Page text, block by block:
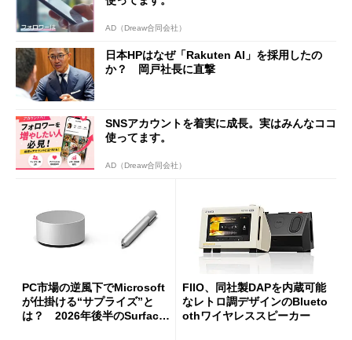
AD（Dreaw合同会社）
日本HPはなぜ「Rakuten AI」を採用したの
か？ 岡戸社長に直撃
SNSアカウントを着実に成長。実はみんなココ
使ってます。
AD（Dreaw合同会社）
PC市場の逆風下でMicrosoft
が仕掛ける“サプライズ”と
は？ 2026年後半のSurface
FIIO、同社製DAPを内蔵可能
なレトロ調デザインのBlueto
othワイヤレススピーカー